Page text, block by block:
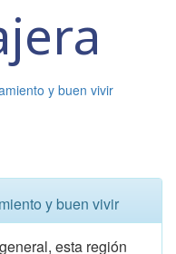
y buen vivir
y buen vivir
esta región